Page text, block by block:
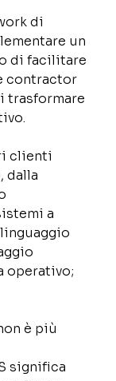
di
un
di facilitare
contractor
trasformare
clienti
dalla
a
operativo;
è più
significa